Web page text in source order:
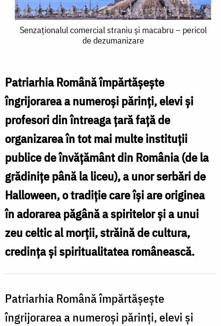
Senzaţionalul
şi
macabru
–
pericol
de
dezumanizare
Senzaţionalul comercial straniu şi macabru – pericol
de dezumanizare
Patriarhia Română împărtăşeşte
îngrijorarea a numeroşi părinţi, elevi şi
profesori din întreaga ţară faţă de
organizarea în tot mai multe instituţii
publice de învăţământ din România (de la
grădiniţe până la liceu), a unor serbări de
Halloween, o tradiţie care îşi are originea
în adorarea păgână a spiritelor şi a unui
zeu celtic al morţii, străină de cultura,
credinţa şi spiritualitatea românească.
Patriarhia Română împărtăşeşte
îngrijorarea a numeroşi părinţi, elevi şi